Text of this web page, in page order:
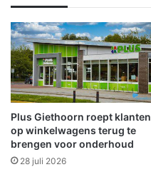
a
a
r
1
0
j
a
r
i
g
b
e
r
k
B
e
r
t
D
o
l
f
Plus Giethoorn roept klanten
op winkelwagens terug te
brengen voor onderhoud
28 juli 2026